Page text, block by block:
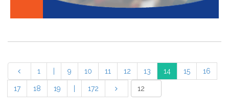
1 9 10 11 12 13 14 15 16
17 18 19 172